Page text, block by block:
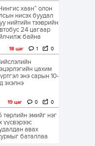
хаан” олон
нисэх буудал
нийтийн тээврийн
24 цагаар
байна
18 цаг 1 0
цахим
энэ сарын 10-
эхэлнэ
19 цаг 0 0
төрлийн эмийг нэг
үүсвэрээс
авах
баталлаа